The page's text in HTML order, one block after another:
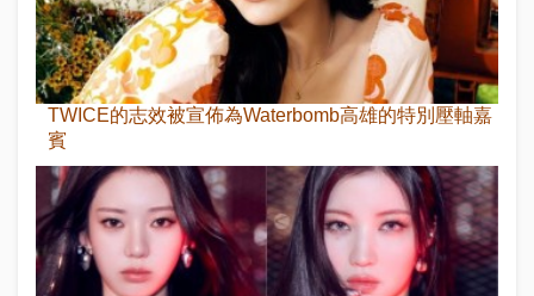
TWICE的志效被宣佈為Waterbomb高雄的特別壓軸嘉
賓